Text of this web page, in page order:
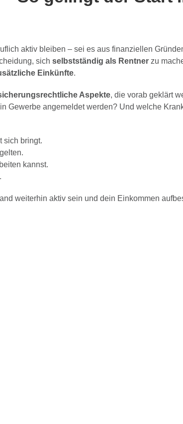
aktiv bleiben – sei es aus finanziellen
sich selbstständig als Rentnerzu
Einkünfte.
Aspekte, die vorab geklärt
Gewerbe angemeldet werden? Und welche
sich bringt.
kannst.
weiterhin aktiv sein und dein Einkommen